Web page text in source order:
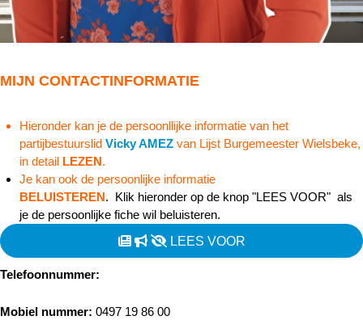
MIJN CONTACTINFORMATIE
Hieronder kan je de persoonllijke informatie van het
partijbestuurslid Vicky AMEZ van Lijst Burgemeester Wielsbeke,
in detail LEZEN.
Je kan ook de persoonlijke informatie
BELUISTEREN. Klik hieronder op de knop "LEES VOOR" als
je de persoonlijke fiche wil beluisteren.
LEES VOOR
Telefoonnummer:
Mobiel nummer: 0497 19 86 00